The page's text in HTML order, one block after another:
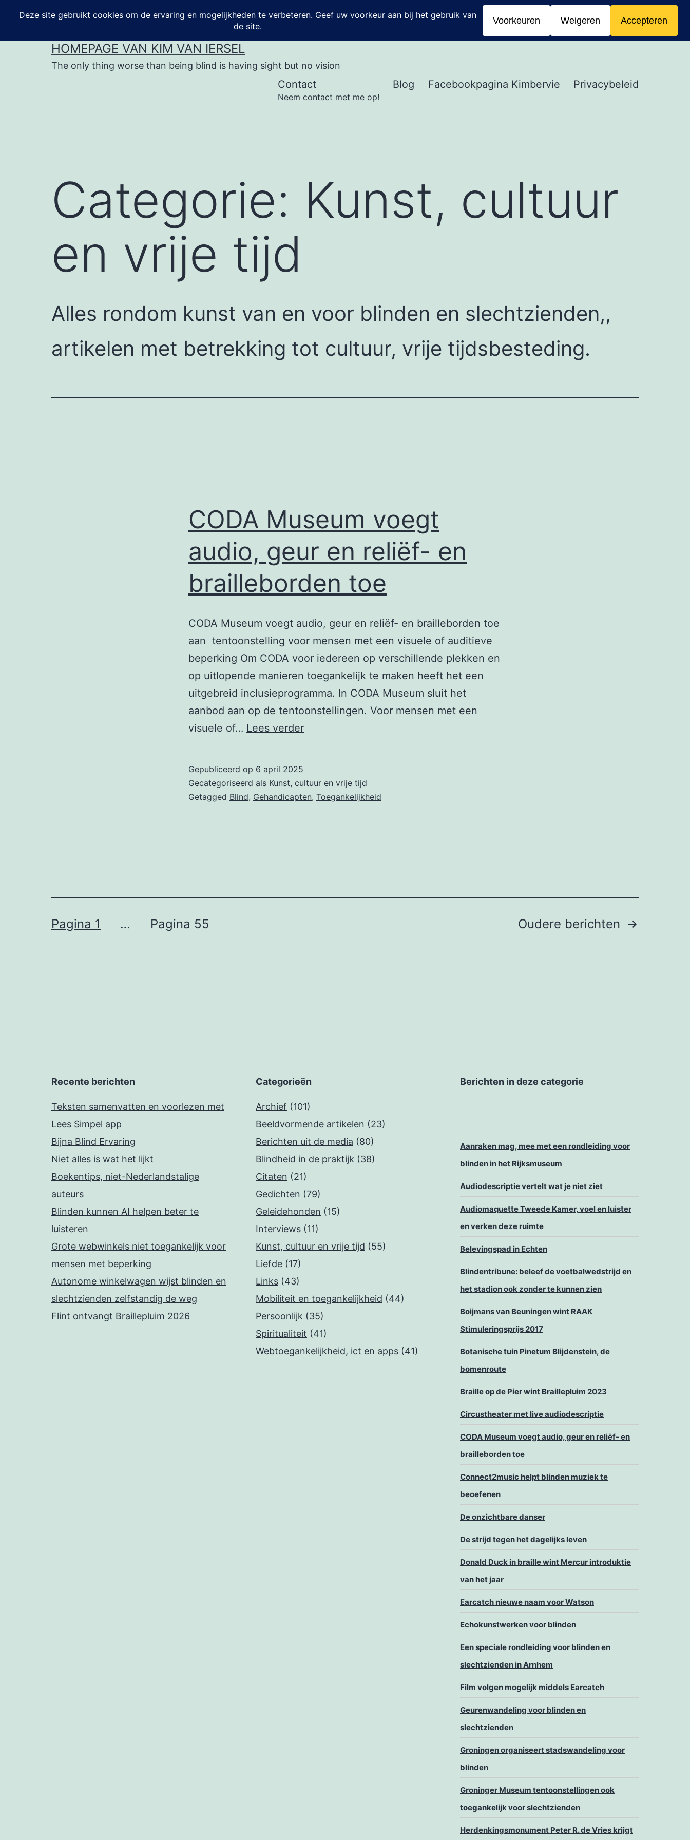
de
HOMEPAGE VAN KIM VAN IERSEL
The only thing worse than being blind is having sight but no vision
Contact
Neem contact met me op!
Blog Facebookpagina Kimbervie Privacybeleid
Categorie: Kunst, cultuur
en vrije tijd
Alles rondom kunst van en voor blinden en slechtzienden,,
artikelen met betrekking tot cultuur, vrije tijdsbesteding.
CODA Museum voegt
audio, geur en reliëf- en
brailleborden toe
CODA Museum voegt audio, geur en reliëf- en brailleborden toe
aan tentoonstelling voor mensen met een visuele of auditieve
beperking Om CODA voor iedereen op verschillende plekken en
op uitlopende manieren toegankelijk te maken heeft het een
uitgebreid inclusieprogramma. In CODA Museum sluit het
aanbod aan op de tentoonstellingen. Voor mensen met een
visuele of… Lees verderCODA
audio,
geur
Gepubliceerd op 6 april 2025
Gecategoriseerd als Kunst, cultuur en vrije tijd
Getagged Blind, Gehandicapten, Toegankelijkheid
Berichten
Pagina 1 … Pagina 55 Oudere berichten
Recente berichten
Teksten samenvatten en voorlezen met
Lees Simpel app
Bijna Blind Ervaring
Niet alles is wat het lijkt
Boekentips, niet-Nederlandstalige
auteurs
Blinden kunnen AI helpen beter te
luisteren
Grote webwinkels niet toegankelijk voor
mensen met beperking
Autonome winkelwagen wijst blinden en
slechtzienden zelfstandig de weg
Flint ontvangt Braillepluim 2026
Categorieën
Archief (101)
Beeldvormende artikelen (23)
Berichten uit de media (80)
Blindheid in de praktijk (38)
Citaten (21)
Gedichten (79)
Geleidehonden (15)
Interviews (11)
Kunst, cultuur en vrije tijd (55)
Liefde (17)
Links (43)
Mobiliteit en toegankelijkheid (44)
Persoonlijk (35)
Spiritualiteit (41)
Webtoegankelijkheid, ict en apps (41)
Berichten in deze categorie
Aanraken mag, mee met een rondleiding voor
blinden in het Rijksmuseum
Audiodescriptie vertelt wat je niet ziet
Audiomaquette Tweede Kamer, voel en luister
en verken deze ruimte
Belevingspad in Echten
Blindentribune: beleef de voetbalwedstrijd en
het stadion ook zonder te kunnen zien
Boijmans van Beuningen wint RAAK
Stimuleringsprijs 2017
Botanische tuin Pinetum Blijdenstein, de
bomenroute
Braille op de Pier wint Braillepluim 2023
Circustheater met live audiodescriptie
CODA Museum voegt audio, geur en reliëf- en
brailleborden toe
Connect2music helpt blinden muziek te
beoefenen
De onzichtbare danser
De strijd tegen het dagelijks leven
Donald Duck in braille wint Mercur introduktie
van het jaar
Earcatch nieuwe naam voor Watson
Echokunstwerken voor blinden
Een speciale rondleiding voor blinden en
slechtzienden in Arnhem
Film volgen mogelijk middels Earcatch
Geurenwandeling voor blinden en
slechtzienden
Groningen organiseert stadswandeling voor
blinden
Groninger Museum tentoonstellingen ook
toegankelijk voor slechtzienden
Herdenkingsmonument Peter R. de Vries krijgt